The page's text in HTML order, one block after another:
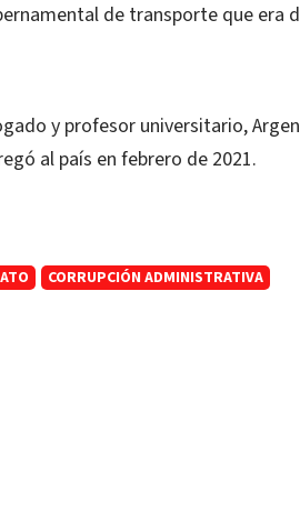
de transporte que era
y profesor universitario,
al país en febrero de 2021.
CORRUPCIÓN ADMINISTRATIVA